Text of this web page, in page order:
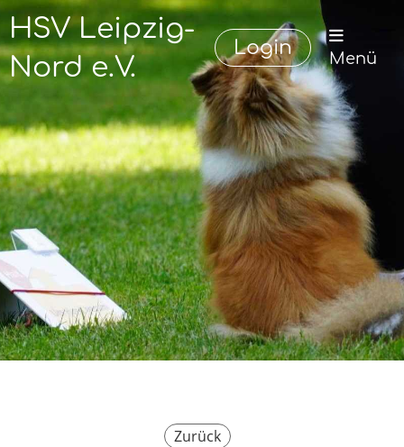
HSV Leipzig-
Nord e.V.
Login Menü
Zurück